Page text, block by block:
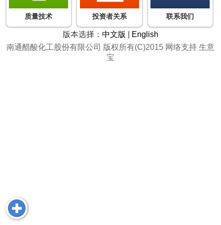
质量技术 投资者关系 联系我们
版本选择： 中文版
English
南通醋酸化工股份有限公司 版权所有(C)2015 网络支持 生意
宝